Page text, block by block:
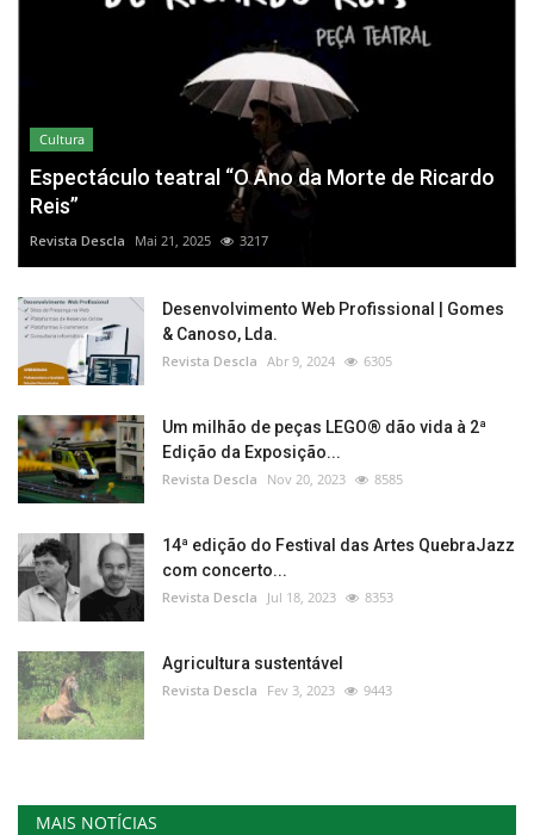
Cultura
Espectáculo teatral “O Ano da Morte de Ricardo
Reis”
Revista Descla Mai 21, 2025 3217
Desenvolvimento Web Profissional | Gomes
& Canoso, Lda.
Revista Descla Abr 9, 2024 6305
Um milhão de peças LEGO® dão vida à 2ª
Edição da Exposição...
Revista Descla Nov 20, 2023 8585
14ª edição do Festival das Artes QuebraJazz
com concerto...
Revista Descla Jul 18, 2023 8353
Agricultura sustentável
Revista Descla Fev 3, 2023 9443
MAIS NOTÍCIAS